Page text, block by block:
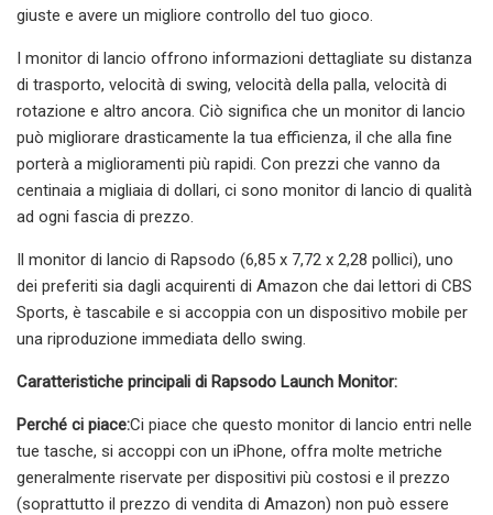
giuste e avere un migliore controllo del tuo gioco.
I monitor di lancio offrono informazioni dettagliate su distanza
di trasporto, velocità di swing, velocità della palla, velocità di
rotazione e altro ancora. Ciò significa che un monitor di lancio
può migliorare drasticamente la tua efficienza, il che alla fine
porterà a miglioramenti più rapidi. Con prezzi che vanno da
centinaia a migliaia di dollari, ci sono monitor di lancio di qualità
ad ogni fascia di prezzo.
Il monitor di lancio di Rapsodo (6,85 x 7,72 x 2,28 pollici), uno
dei preferiti sia dagli acquirenti di Amazon che dai lettori di CBS
Sports, è tascabile e si accoppia con un dispositivo mobile per
una riproduzione immediata dello swing.
Caratteristiche principali di Rapsodo Launch Monitor:
Perché ci piace:Ci piace che questo monitor di lancio entri nelle
tue tasche, si accoppi con un iPhone, offra molte metriche
generalmente riservate per dispositivi più costosi e il prezzo
(soprattutto il prezzo di vendita di Amazon) non può essere